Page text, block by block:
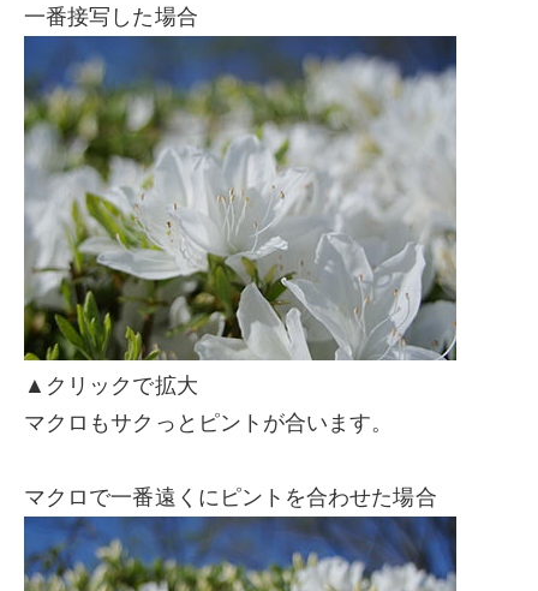
一番接写した場合
▲クリックで拡大
マクロもサクっとピントが合います。
マクロで一番遠くにピントを合わせた場合